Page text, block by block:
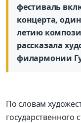
фестиваль
концерта,
летию
рассказала
филармонии
По словам
государственного